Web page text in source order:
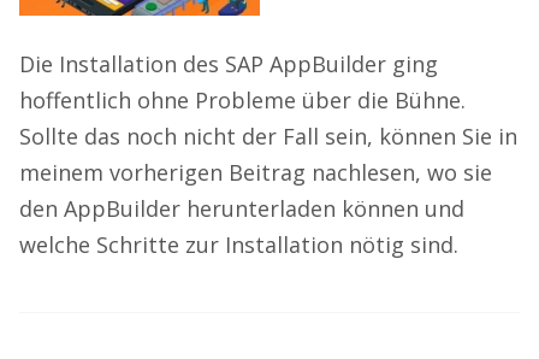
Die Installation des SAP AppBuilder ging
hoffentlich ohne Probleme über die Bühne.
Sollte das noch nicht der Fall sein, können Sie in
meinem vorherigen Beitrag nachlesen, wo sie
den AppBuilder herunterladen können und
welche Schritte zur Installation nötig sind.